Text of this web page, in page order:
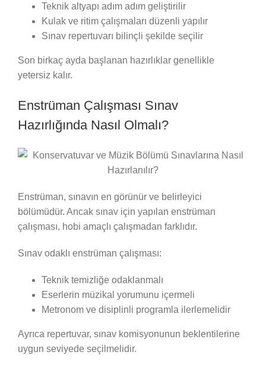
Teknik altyapı adım adım geliştirilir
Kulak ve ritim çalışmaları düzenli yapılır
Sınav repertuvarı bilinçli şekilde seçilir
Son birkaç ayda başlanan hazırlıklar genellikle
yetersiz kalır.
Enstrüman Çalışması Sınav
Hazırlığında Nasıl Olmalı?
Enstrüman, sınavın en görünür ve belirleyici
bölümüdür. Ancak sınav için yapılan enstrüman
çalışması, hobi amaçlı çalışmadan farklıdır.
Sınav odaklı enstrüman çalışması:
Teknik temizliğe odaklanmalı
Eserlerin müzikal yorumunu içermeli
Metronom ve disiplinli programla ilerlemelidir
Ayrıca repertuvar, sınav komisyonunun beklentilerine
uygun seviyede seçilmelidir.